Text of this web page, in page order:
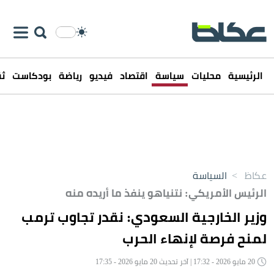
الرئيسية محليات سياسة اقتصاد فيديو رياضة بودكاست
عكاظ > السياسة
الرئيس الأمريكي: نتنياهو ينفذ ما أريده منه
وزير الخارجية السعودي: نقدر تجاوب ترمب
لمنح فرصة لإنهاء الحرب